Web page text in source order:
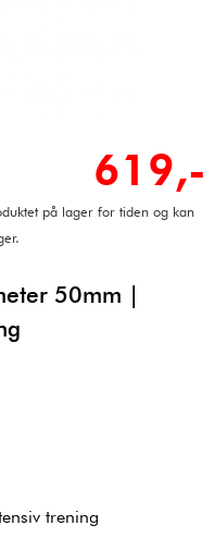
619,-
på lager for tiden og kan
50mm |
trening